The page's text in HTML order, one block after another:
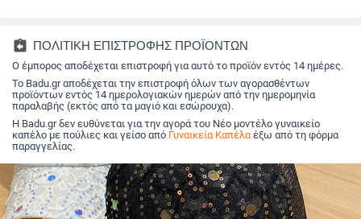
Γούνινο Ψαρά Καπέλο
Μόδα Κοριτσιού
Παναμά
ζεστό, μάλλινο
καπέλο και βελούδινο
καπέλο νιπτήρα
ακτινοβολία
εξωτερικού χώρου
Καπέλο καπέλο άδειο
αθλητικό καπέλο
μπέιζμπολ
assignment_return ΠΟΛΙΤΙΚΗ ΕΠΙΣΤΡΟΦΗΣ ΠΡΟΪΟΝΤΩΝ
Ο έμπορος αποδέχεται επιστροφή για αυτό το προϊόν εντός 14 ημέρες.
Το Badu.gr αποδέχεται την επιστροφή όλων των αγορασθέντων
προϊόντων εντός 14 ημερολογιακών ημερών από την ημερομηνία
παραλαβής (εκτός από τα μαγιό και εσώρουχα).
Η Badu.gr δεν ευθύνεται για την αγορά του Νέο μοντέλο γυναικείο
καπέλο με πούλιες και γείσο από Γυναικεία Καπέλαέξω από τη φόρμα
παραγγελίας.